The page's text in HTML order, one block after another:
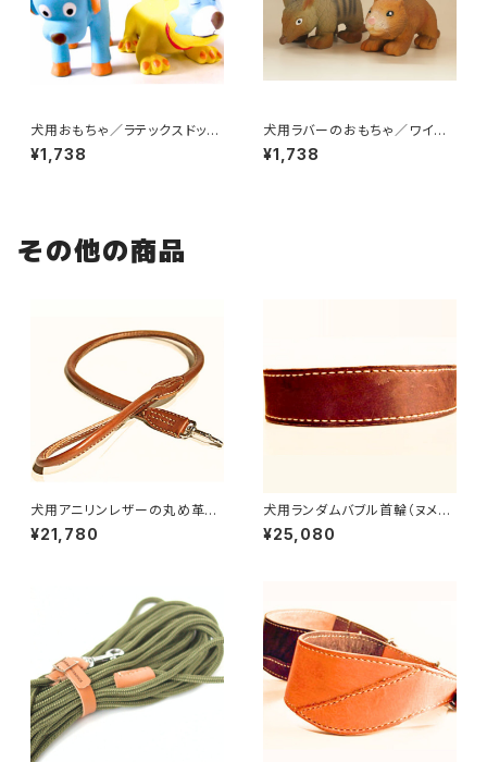
犬用おもちゃ／ラテックスドッグ
トイ・ねこ
¥1,738
犬用ラバーのおもちゃ／ワイル
ドアニマル
¥1,738
その他の商品
犬用アニリンレザーの丸め革シ
ョートリード60cm 【受注製
作】LOVE&PEACE&DOGSオリ
¥21,780
犬用ランダムバブル首輪（ヌメ革
ハンドメイド）40〜49cmま
で 【受注製作】LOVE＆PEAC
¥25,080